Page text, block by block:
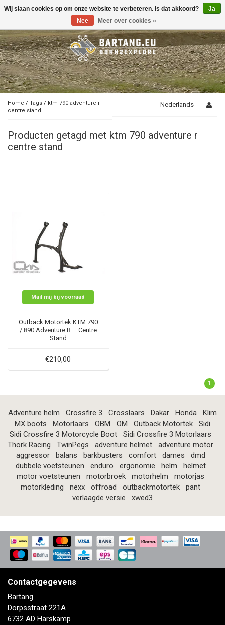
Toggle
Home / Tags / ktm 790 adventure r
centre stand
Nederlands
Producten getagd met ktm 790 adventure r
centre stand
Mail mij bij voorraad
Outback Motortek KTM 790
/ 890 Adventure R – Centre
Stand
€210,00
1
Adventure helm Crossfire 3 Crosslaars Dakar Honda
Klim
MX boots
Motorlaars OBM OM Outback Motortek
Sidi
Sidi Crossfire 3 Motorcycle Boot
Sidi Crossfire 3 Motorlaars
Thork Racing
TwinPegs adventure helmet
adventure motor
aggressor
balans barkbusters comfort dames
dmd
dubbele voetsteunen
enduro ergonomie helm
helmet
motor voetsteunen
motorbroek motorhelm
motorjas
motorkleding
nexx offroad outbackmotortek
pant
verlaagde versie
xwed3
Contactgegevens
Bartang
Dorpsstraat 221A
6732 AD Harskamp
Wij slaan cookies op om onze website te verbeteren. Is dat akkoord?
Ja
Nee
Meer over cookies »